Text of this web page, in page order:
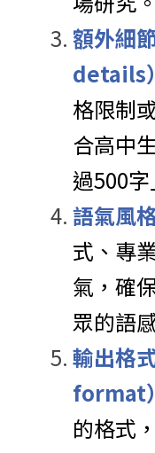
額外細
details）
格限制
合高中
過500字
語氣風
式、專
氣，確
眾的語
輸出格
format）
的格式